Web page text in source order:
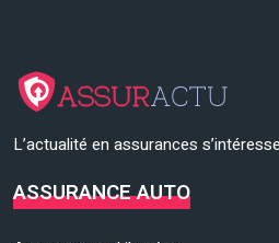
L’actualité en assurances
ASSURANCE AUTO